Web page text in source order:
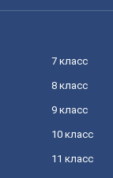
7 класс
8 класс
9 класс
10 класс
11 класс